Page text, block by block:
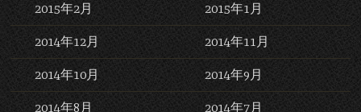
2015年2月 2015年1月
2014年12月 2014年11月
2014年10月 2014年9月
2014年8月 2014年7月